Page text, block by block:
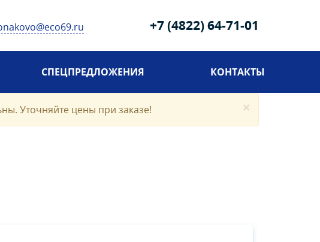
+7 (4822) 64-71-01
СПЕЦПРЕДЛОЖЕНИЯ КОНТАКТЫ
×
Уточняйте цены при заказе!